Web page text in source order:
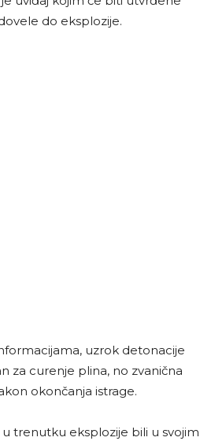
do eksplozije.
uzrok detonacije
za curenje plina, no zvanična
okončanja istrage.
u trenutku eksplozije bili u svojim